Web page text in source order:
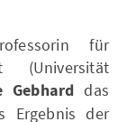
für
(Universität
Gebhard das
Ergebnis der